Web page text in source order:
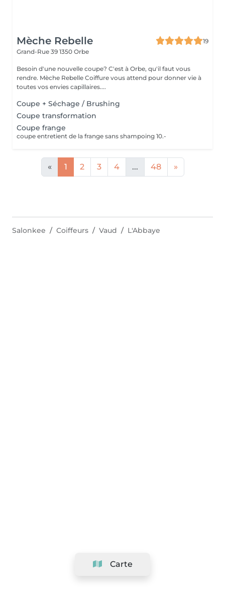
Mèche Rebelle
19
Grand-Rue 39 1350 Orbe
Besoin d'une nouvelle coupe? C'est à Orbe, qu'il faut vous
rendre. Mèche Rebelle Coiffure vous attend pour donner vie à
toutes vos envies capillaires....
Coupe + Séchage / Brushing
Coupe transformation
Coupe frange
coupe entretient de la frange sans shampoing 10.-
« 1 2 3 4 ... 48 »
Carte
Salonkee Coiffeurs Vaud L'Abbaye